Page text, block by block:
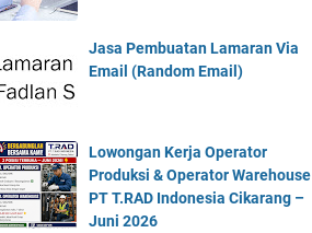
Jasa Pembuatan Lamaran Via
Email (Random Email)
Lowongan Kerja Operator
Produksi & Operator Warehouse
PT T.RAD Indonesia Cikarang –
Juni 2026